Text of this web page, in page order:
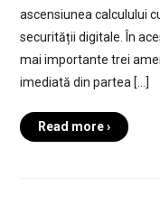
ascensiunea calculului
securității digitale. În
mai importante trei
imediată din partea […]
Read more ›